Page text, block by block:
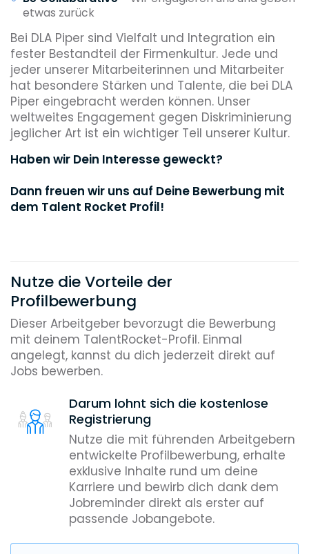
etwas zurück
Bei DLA Piper sind Vielfalt und Integration ein
fester Bestandteil der Firmenkultur. Jede und
jeder unserer Mitarbeiterinnen und Mitarbeiter
hat besondere Stärken und Talente, die bei DLA
Piper eingebracht werden können. Unser
weltweites Engagement gegen Diskriminierung
jeglicher Art ist ein wichtiger Teil unserer Kultur.
Haben wir Dein Interesse geweckt?
Dann freuen wir uns auf Deine Bewerbung mit
dem Talent Rocket Profil!
Nutze die Vorteile der
Profilbewerbung
Dieser Arbeitgeber bevorzugt die Bewerbung
mit deinem TalentRocket-Profil. Einmal
angelegt, kannst du dich jederzeit direkt auf
Jobs bewerben.
Darum lohnt sich die kostenlose
Registrierung
Nutze die mit führenden Arbeitgebern
entwickelte Profilbewerbung, erhalte
exklusive Inhalte rund um deine
Karriere und bewirb dich dank dem
Jobreminder direkt als erster auf
passende Jobangebote.